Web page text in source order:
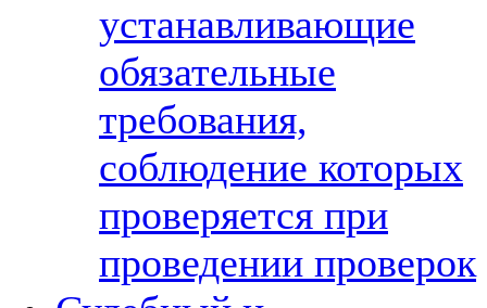
устанавливающие
обязательные
требования,
соблюдение которых
проверяется при
проведении проверок